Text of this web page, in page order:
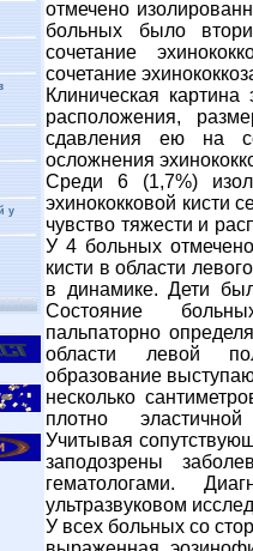
у
отмечено
больных было
сочетание
сочетание
Клиническая картина
расположения,
сдавления ею на
осложнения
Среди 6 (1,7%)
эхинококковой кисти
чувство тяжести и
У 4 больных
кисти в области
в динамике. Дети
Состояние
пальпаторно
области левой
образование
несколько
плотно
Учитывая
заподозрены
гематологами.
ультразвуковом
У всех больных со